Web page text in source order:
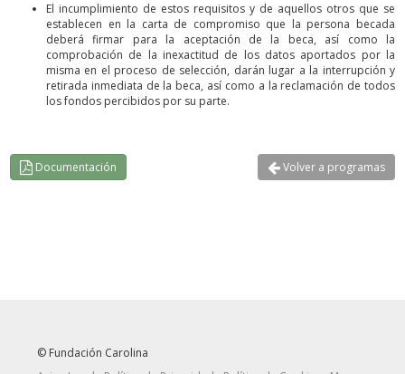
El incumplimiento de estos requisitos y de aquellos otros que se
establecen en la carta de compromiso que la persona becada
deberá firmar para la aceptación de la beca, así como la
comprobación de la inexactitud de los datos aportados por la
misma en el proceso de selección, darán lugar a la interrupción y
retirada inmediata de la beca, así como a la reclamación de todos
los fondos percibidos por su parte.
Documentación Volver a programas
© Fundación Carolina